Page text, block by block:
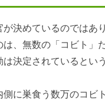
決めているのではあ
、無数の「コビト」
決定されているという
に巣食う数万のコビ